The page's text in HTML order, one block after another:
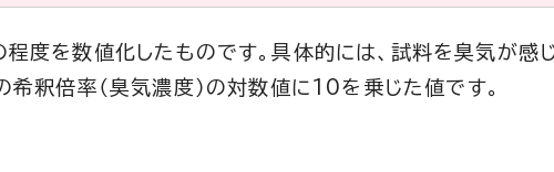
度を数値化したものです。具体的には、試料を臭気が感
希釈倍率（臭気濃度）の対数値に10を乗じた値です。